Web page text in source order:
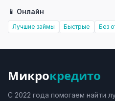
📱 Онлайн
Лучшие займы Быстрые Без
Микрокредито
С 2022 года помогаем найти